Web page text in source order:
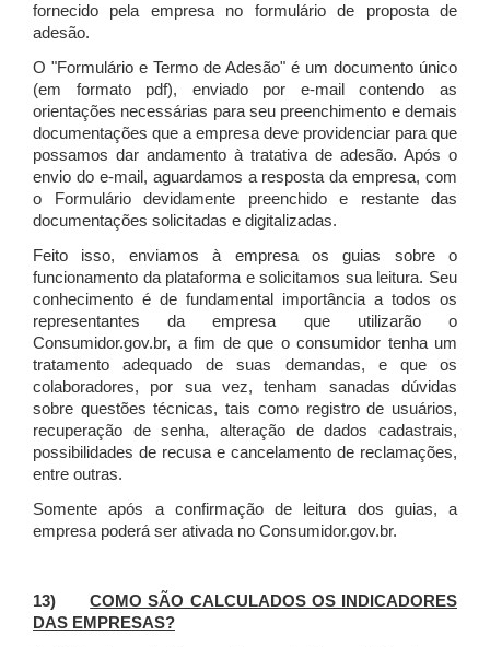
fornecido pela empresa no formulário de proposta de
adesão.
O "Formulário e Termo de Adesão" é um documento único
(em formato pdf), enviado por e-mail contendo as
orientações necessárias para seu preenchimento e demais
documentações que a empresa deve providenciar para que
possamos dar andamento à tratativa de adesão. Após o
envio do e-mail, aguardamos a resposta da empresa, com
o Formulário devidamente preenchido e restante das
documentações solicitadas e digitalizadas.
Feito isso, enviamos à empresa os guias sobre o
funcionamento da plataforma e solicitamos sua leitura. Seu
conhecimento é de fundamental importância a todos os
representantes da empresa que utilizarão o
Consumidor.gov.br, a fim de que o consumidor tenha um
tratamento adequado de suas demandas, e que os
colaboradores, por sua vez, tenham sanadas dúvidas
sobre questões técnicas, tais como registro de usuários,
recuperação de senha, alteração de dados cadastrais,
possibilidades de recusa e cancelamento de reclamações,
entre outras.
Somente após a confirmação de leitura dos guias, a
empresa poderá ser ativada no Consumidor.gov.br.
13)COMO SÃO CALCULADOS OS INDICADORES
DAS EMPRESAS?